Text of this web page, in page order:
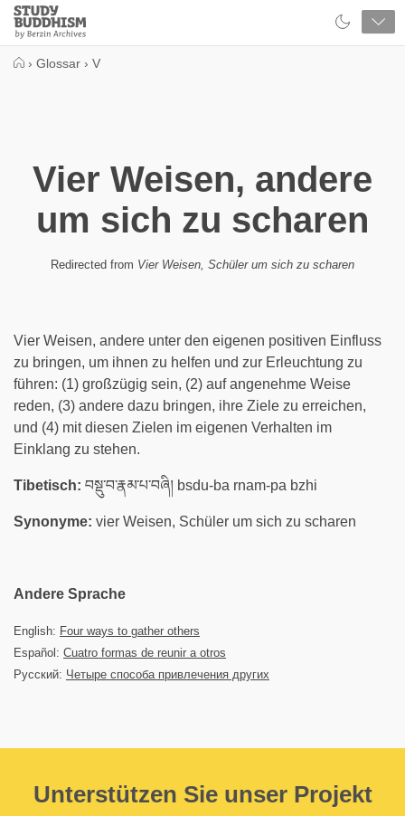
Close
Study
Buddhism
› Glossar › V
Vier Weisen, andere
um sich zu scharen
Redirected from Vier Weisen, Schüler um sich zu scharen
Vier Weisen, andere unter den eigenen positiven Einfluss
zu bringen, um ihnen zu helfen und zur Erleuchtung zu
führen: (1) großzügig sein, (2) auf angenehme Weise
reden, (3) andere dazu bringen, ihre Ziele zu erreichen,
und (4) mit diesen Zielen im eigenen Verhalten im
Einklang zu stehen.
Tibetisch: བསྡུ་བ་རྣམ་པ་བཞི། bsdu-ba rnam-pa bzhi
Synonyme: vier Weisen, Schüler um sich zu scharen
Andere Sprache
English: Four ways to gather others
Español: Cuatro formas de reunir a otros
Русский: Четыре способа привлечения других
Unterstützen Sie unser Projekt